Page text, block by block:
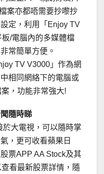
案亦都唔需要抄嚟抄
定，利用「Enjoy TV
/電腦內的多媒體檔
常簡單方便。
TV V3000」作為網
相同網絡下的電腦或
，功能非常強大!
隨時睇
大電視，可以隨時掌
，更可收看蘋果日
票APP AA Stock及其
看最新股票詳情，隨